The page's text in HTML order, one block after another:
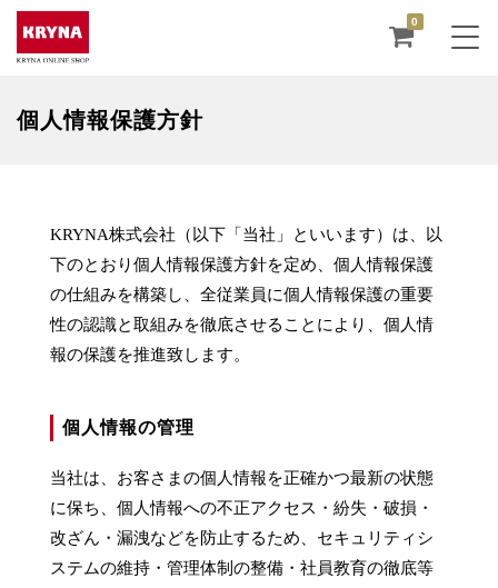
0
個人情報保護方針
KRYNA株式会社（以下「当社」といいます）は、以
下のとおり個人情報保護方針を定め、個人情報保護
の仕組みを構築し、全従業員に個人情報保護の重要
性の認識と取組みを徹底させることにより、個人情
報の保護を推進致します。
個人情報の管理
当社は、お客さまの個人情報を正確かつ最新の状態
に保ち、個人情報への不正アクセス・紛失・破損・
改ざん・漏洩などを防止するため、セキュリティシ
ステムの維持・管理体制の整備・社員教育の徹底等